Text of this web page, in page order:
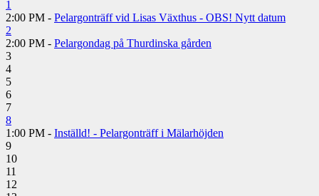
1
2:00 PM - Pelargonträff vid Lisas Växthus - OBS! Nytt datum
2
2:00 PM - Pelargondag på Thurdinska gården
3
4
5
6
7
8
1:00 PM - Inställd! - Pelargonträff i Mälarhöjden
9
10
11
12